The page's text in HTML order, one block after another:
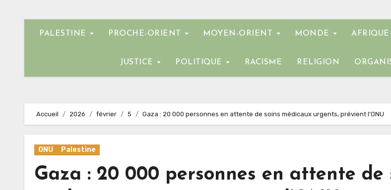
PALESTINE PROCHE-ORIENT MOYEN-ORIENT MONDE
JUSTICE POLITIQUE RACISME RELIGION
Accueil 2026 février 5 Gaza : 20 000 personnes en attente de soins médicaux urgents, prévient l’ONU
ONU Palestine
Gaza : 20 000 personnes en attente de